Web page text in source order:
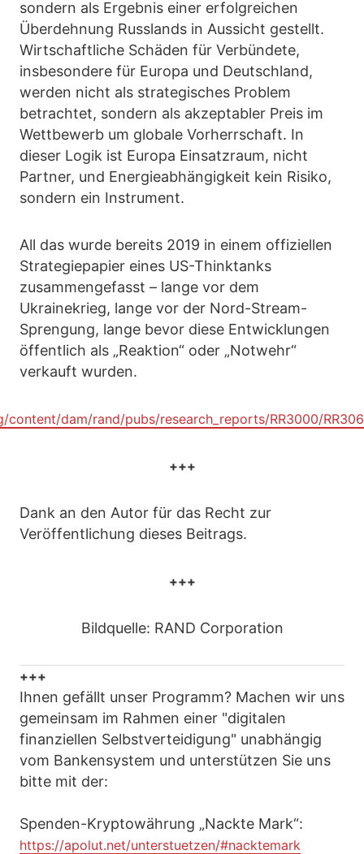
sondern als Ergebnis einer erfolgreichen
Überdehnung Russlands in Aussicht gestellt.
Wirtschaftliche Schäden für Verbündete,
insbesondere für Europa und Deutschland,
werden nicht als strategisches Problem
betrachtet, sondern als akzeptabler Preis im
Wettbewerb um globale Vorherrschaft. In
dieser Logik ist Europa Einsatzraum, nicht
Partner, und Energieabhängigkeit kein Risiko,
sondern ein Instrument.
All das wurde bereits 2019 in einem offiziellen
Strategiepapier eines US-Thinktanks
zusammengefasst – lange vor dem
Ukrainekrieg, lange vor der Nord-Stream-
Sprengung, lange bevor diese Entwicklungen
öffentlich als „Reaktion“ oder „Notwehr“
verkauft wurden.
dam/rand/pubs/research_reports/RR3000/
+++
Dank an den Autor für das Recht zur
Veröffentlichung dieses Beitrags.
+++
Bildquelle: RAND Corporation
+++
Ihnen gefällt unser Programm? Machen wir uns
gemeinsam im Rahmen einer "digitalen
finanziellen Selbstverteidigung" unabhängig
vom Bankensystem und unterstützen Sie uns
bitte mit der:
Spenden-Kryptowährung „Nackte Mark“:
https://apolut.net/unterstuetzen/#nacktemark